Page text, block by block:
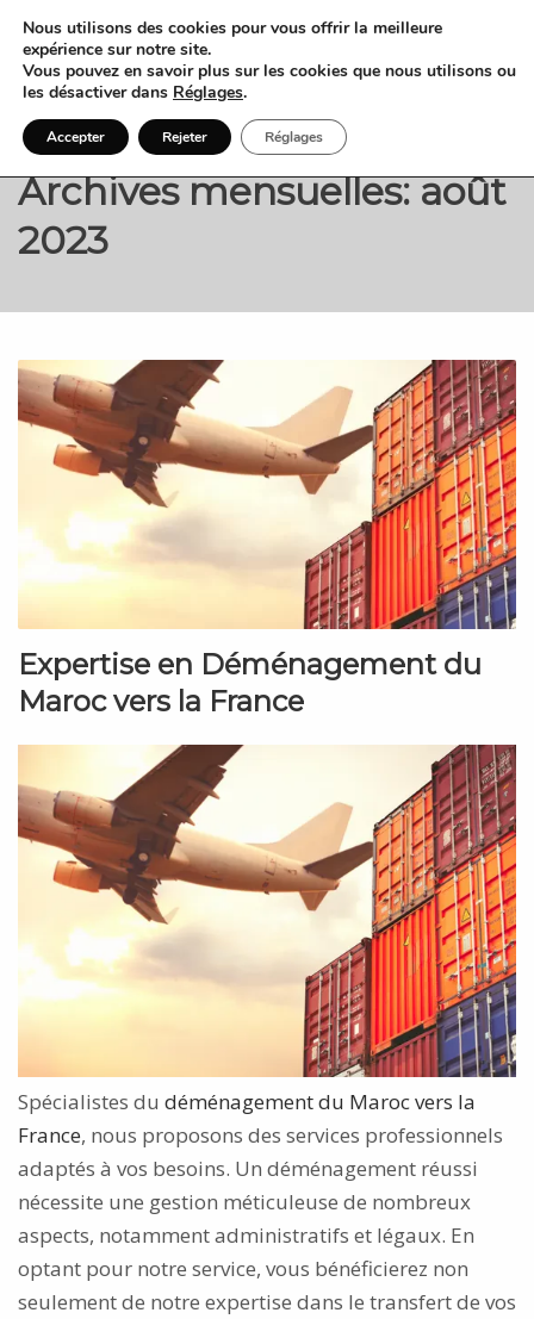
Archives mensuelles: août
2023
Expertise en Déménagement du
Maroc vers la France
Spécialistes du déménagement du Maroc vers la
France, nous proposons des services professionnels
adaptés à vos besoins. Un déménagement réussi
nécessite une gestion méticuleuse de nombreux
aspects, notamment administratifs et légaux. En
optant pour notre service, vous bénéficierez non
seulement de notre expertise dans le transfert de vos
Nous utilisons des cookies pour vous offrir la meilleure
expérience sur notre site.
Vous pouvez en savoir plus sur les cookies que nous utilisons ou
les désactiver dans Réglages.
Accepter Rejeter Réglages